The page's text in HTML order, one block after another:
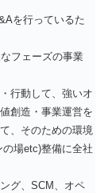
を行っているた
フェーズの事業
行動して、強いオ
創造・事業運営を
、そのための環境
場etc)整備に全社
グ、SCM、オペ